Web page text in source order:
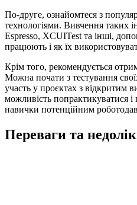
По-друге, ознайомтеся з
технологіями. Вивчення таких
Espresso, XCUITest та інші,
працюють і як їх
Крім того, рекомендується
Можна почати з тестування
участь у проєктах з відкритим
можливість попрактикуватися і
навички потенційним
Переваги та